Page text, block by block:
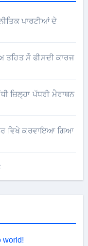
ਪਾਰਟੀਆਂ ਦੇ
ਤਹਿਤ ਸੌ ਫੀਸਦੀ ਕਾਰਜ
ਜ਼ਿਲ੍ਹਾ ਪੱਧਰੀ ਮੈਰਾਥਨ
ਵਿਖੇ ਕਰਵਾਇਆ ਗਿਆ
world!